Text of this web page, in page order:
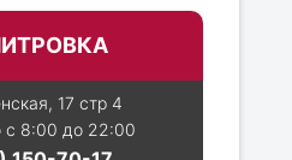
17 стр 4
с 8:00 до 22:00